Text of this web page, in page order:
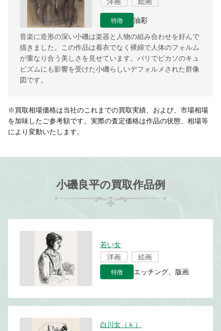
特徴 油彩
音楽に造形の深い小磯は楽器と人物の組み合わせを好んで
描きました。この作品は着衣でなく裸婦で人体のフォルム
が重なり合う美しさを見せています。パリでピカソのキュ
ビズムにも影響を受けた小磯らしいデフォルメされた群像
図です。
※買取相場価格は当社のこれまでの買取実績、および、市場相場
を加味したご参考額です。実際の査定価格は作品の状態、相場等
により変動いたします。
小磯良平の買取作品例
若い女
洋画
絵画
特徴 エッチング、版画
白川女（ｋ）